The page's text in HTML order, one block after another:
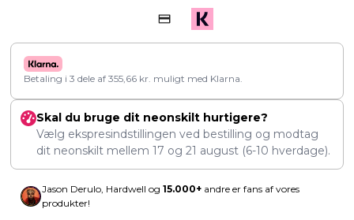
Betaling i 3 dele af 355,66 kr. muligt med Klarna.
Skal du bruge dit neonskilt hurtigere?
Vælg ekspresindstillingen ved bestilling og modtag
dit neonskilt mellem 17 og 21 august (6-10 hverdage).
Jason Derulo, Hardwell og 15.000+ andre er fans af vores
produkter!